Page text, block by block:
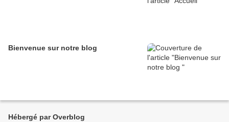
Bienvenue sur notre blog
Hébergé par Overblog